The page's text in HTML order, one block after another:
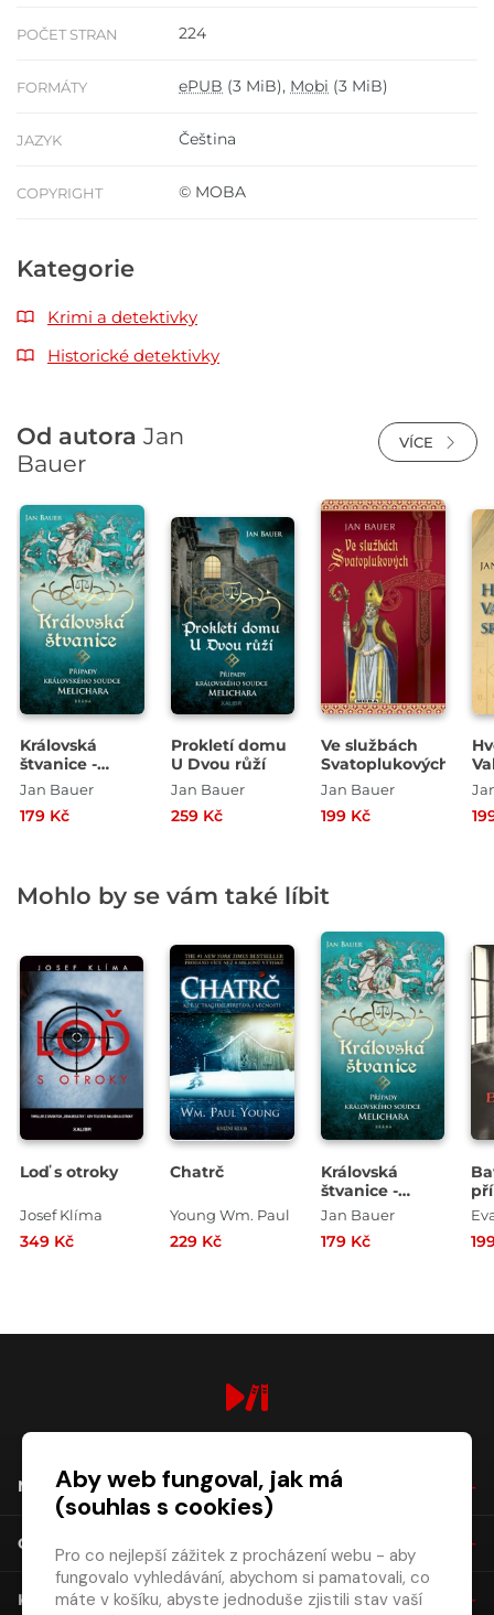
POČET STRAN 224
FORMÁTY ePUB (3 MiB), Mobi (3 MiB)
JAZYK Čeština
COPYRIGHT © MOBA
Kategorie
Krimi a detektivky
Historické detektivky
Od autora Jan
Bauer
VÍCE
Královská
štvanice -
Případy
soudce
Jan Bauer
179 Kč
Prokletí domu
U Dvou růží
Jan Bauer
259 Kč
Ve službách
Svatoplukových
Jan Bauer
199 Kč
Mohlo by se vám také líbit
Loď s otroky
Josef Klíma
349 Kč
Chatrč
Young Wm. Paul
229 Kč
Královská
štvanice -
Případy
soudce
Jan Bauer
179 Kč
NÁKUP
O SPOLEČNOSTI
KONTAKT
Aby web fungoval, jak má
(souhlas s cookies)
Pro co nejlepší zážitek z procházení webu - aby
fungovalo vyhledávání, abychom si pamatovali, co
máte v košíku, abyste jednoduše zjistili stav vaší